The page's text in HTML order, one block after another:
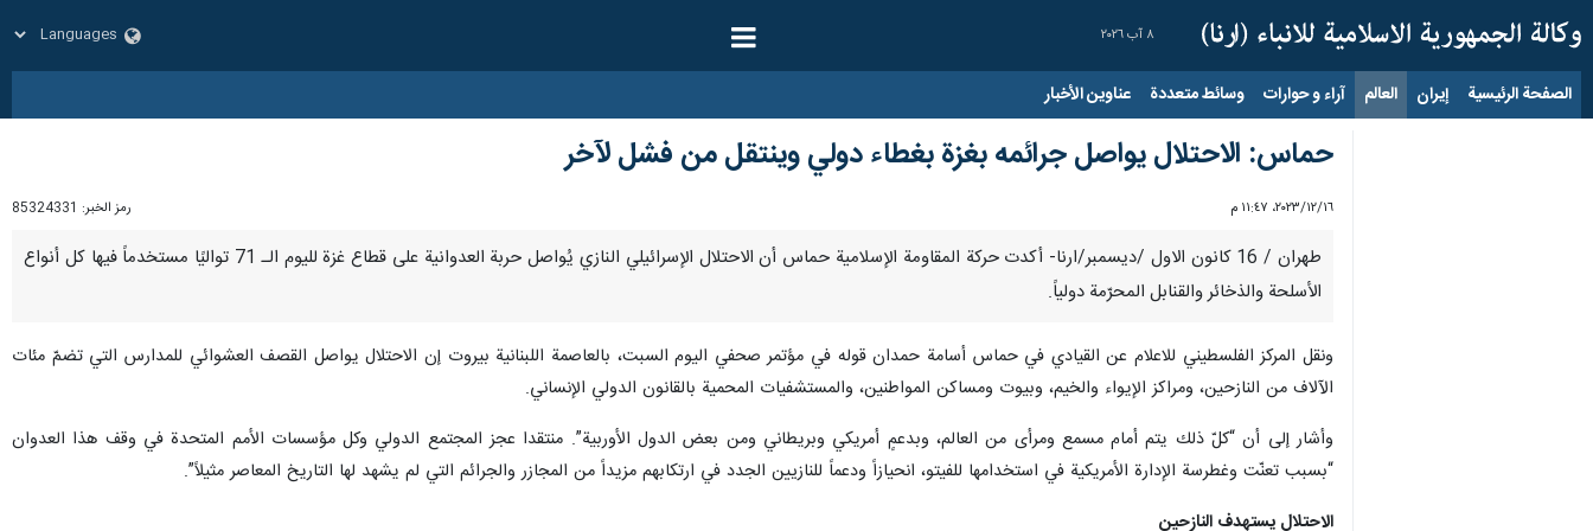
٨ آب ٢٠٢٦
الصفحة الرئيسية إيران العالم آراء و حوارات وسائط متعددة عناوين الأخبار
حماس: الاحتلال يواصل جرائمه بغزة بغطاء دولي وينتقل من فشل لآخر
١٦‏/١٢‏/٢٠٢٣، ١١:٤٧ م رمز الخبر: 85324331